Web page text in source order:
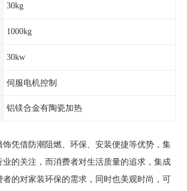
30kg
1000kg
30kw
伺服电机控制
铝镁合金有陶瓷加热
凭借防潮阻燃、环保、安装便捷等优势，集
业的关注，而消费者对生活质量的追求，集成
的对家装环保的需求，同时也美观时尚，可